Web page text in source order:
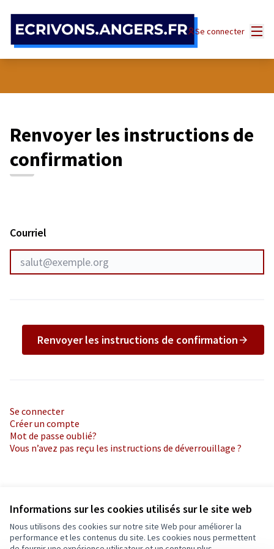
Informations sur les cookies utilisés sur le site web
Nous utilisons des cookies sur notre site Web pour améliorer la
performance et les contenus du site. Les cookies nous permettent
Se connecter
Renvoyer les instructions de
confirmation
Courriel
Renvoyer les instructions de confirmation
Se connecter
Créer un compte
Mot de passe oublié?
Vous n’avez pas reçu les instructions de déverrouillage ?
Conditions d'utilisation
Paramètres des cookies